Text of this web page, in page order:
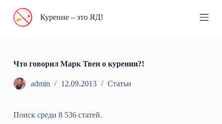
П
и
Курение – это ЯД!
Что говорил Марк Твен о курении?!
admin 12.09.2013 Статьи
Поиск среди 8 536 статей.